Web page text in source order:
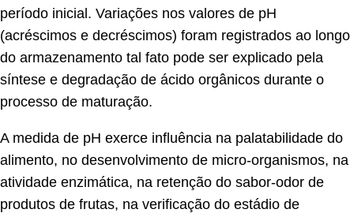
período inicial. Variações nos valores de pH
(acréscimos e decréscimos) foram registrados ao longo
do armazenamento tal fato pode ser explicado pela
síntese e degradação de ácido orgânicos durante o
processo de maturação.
A medida de pH exerce influência na palatabilidade do
alimento, no desenvolvimento de micro-organismos, na
atividade enzimática, na retenção do sabor-odor de
produtos de frutas, na verificação do estádio de